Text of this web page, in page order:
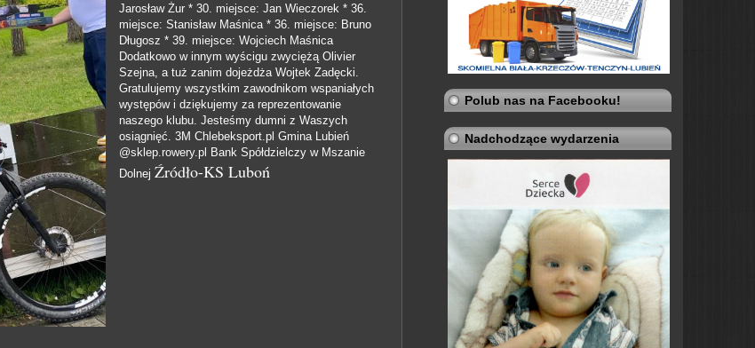
Jarosław Żur * 30. miejsce: Jan Wieczorek * 36.
miejsce: Stanisław Maśnica * 36. miejsce: Bruno
Długosz * 39. miejsce: Wojciech Maśnica
Dodatkowo w innym wyścigu zwyciężą Olivier
Szejna, a tuż zanim dojeżdża Wojtek Zadęcki.
Gratulujemy wszystkim zawodnikom wspaniałych
występów i dziękujemy za reprezentowanie
naszego klubu. Jesteśmy dumni z Waszych
osiągnięć. 3M Chlebeksport.pl Gmina Lubień
@sklep.rowery.pl Bank Spółdzielczy w Mszanie
Dolnej Źródło-KS Luboń
Polub nas na Facebooku!
Nadchodzące wydarzenia